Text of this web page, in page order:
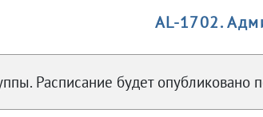
AL-1702.
Расписание будет опубликовано